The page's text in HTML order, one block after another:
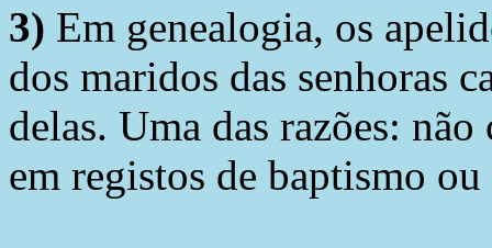
3) Em genealogia, os
dos maridos das senhoras
delas. Uma das razões:
em registos de baptismo